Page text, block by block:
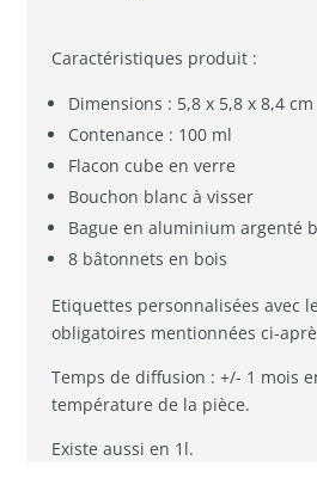
Caractéristiques produit :
Dimensions : 5,8 x 5,8 x 8,4 cm
Contenance : 100 ml
Flacon cube en verre
Bouchon blanc à visser
Bague en aluminium argenté
8 bâtonnets en bois
Etiquettes personnalisées avec
obligatoires mentionnées ci-
Temps de diffusion : +/- 1 mois
température de la pièce.
Existe aussi en 1l.